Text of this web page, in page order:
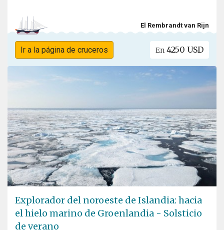
El Rembrandt van Rijn
Ir a la página de cruceros En 4250 USD
Explorador del noroeste de Islandia: hacia
el hielo marino de Groenlandia - Solsticio
de verano